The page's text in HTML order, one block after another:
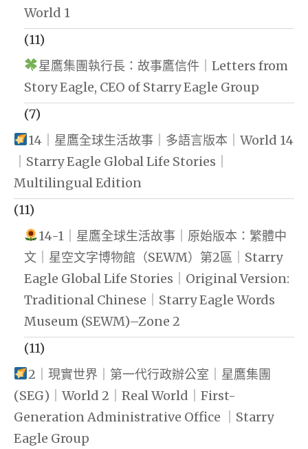
World 1
(11)
星鷹集團執行長：故事鷹信件｜Letters from
Story Eagle, CEO of Starry Eagle Group
(7)
14｜星鷹全球生活故事｜多語言版本｜World 14
｜Starry Eagle Global Life Stories｜
Multilingual Edition
(11)
14-1｜星鷹全球生活故事｜原始版本：繁體中
文｜星空文字博物館（SEWM）第2區｜Starry
Eagle Global Life Stories｜Original Version:
Traditional Chinese｜Starry Eagle Words
Museum (SEWM)–Zone 2
(11)
2｜現實世界｜第一代行政辦公室｜星鷹集團
(SEG)｜World 2｜Real World｜First-
Generation Administrative Office ｜Starry
Eagle Group